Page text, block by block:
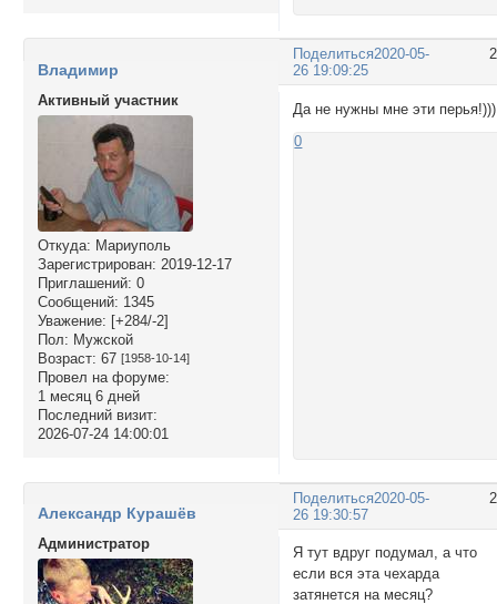
Поделиться2020-05-
26 19:09:25
Владимир
Активный участник
Откуда: Мариуполь
Зарегистрирован: 2019-12-17
Приглашений: 0
Сообщений: 1345
Уважение: [+284/-2]
Пол: Мужской
Возраст: 67 [1958-10-14]
Провел на форуме:
1 месяц 6 дней
Последний визит:
2026-07-24 14:00:01
Да не нужны мне эти перья!)))
0
Поделиться2020-05-
26 19:30:57
Александр Курашёв
Администратор
Я тут вдруг подумал, а что
если вся эта чехарда
затянется на месяц?